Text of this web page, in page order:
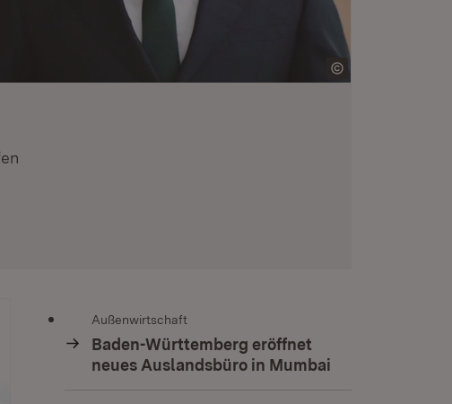
Außenwirtschaft
Baden-Württemberg eröffnet
neues Auslandsbüro in Mumbai